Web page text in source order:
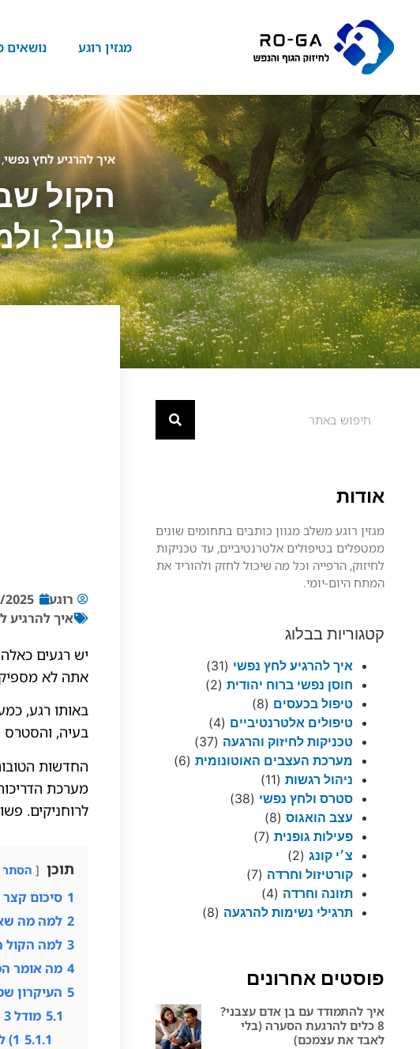
מגזין רוגע נושאים
איך להרגיע לחץ נפשי
הקול
טוב?
אודות
מגזין רוגע משלב מגוון כותבים בתחומים שונים
ממטפלים בטיפולים אלטרנטיביים, עד טכניקות
לחיזוק, הרפייה וכל מה שיכול לחזק ולהוריד את
המתח היום-יומי.
קטגוריות בבלוג
איך להרגיע לחץ נפשי (31)
חוסן נפשי ברוח יהודית (2)
טיפול בכעסים (8)
טיפולים אלטרנטיביים (4)
טכניקות לחיזוק והרגעה (37)
מערכת העצבים האוטונומית (6)
ניהול רגשות (11)
סטרס ולחץ נפשי (38)
עצב הואגוס (8)
פעילות גופנית (7)
צ׳י קונג (2)
קורטיזול וחרדה (7)
תזונה וחרדה (4)
תרגילי נשימות להרגעה (8)
פוסטים אחרונים
איך להתמודד עם בן אדם עצבני?
8 כלים להרגעת הסערה (בלי
לאבד את עצמכם)
רוגע 2025
איך להרגיע
יש רגעים
אתה לא
באותו רגע,
בעיה, והסטרס
החדשות
מערכת
לרוחניקים.
תוכן הסתר
1 סיכום קצר
2 למה מה
3 למה הקול
4 מה אומר
5 העיקרון
5.1 מודל 3 הצעדים של רוגע
5.1.1 1) לזהות